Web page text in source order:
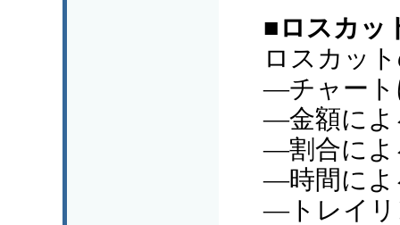
■ロスカッ
ロスカッ
―チャート
―金額によ
―割合によ
―時間によ
―トレイリ